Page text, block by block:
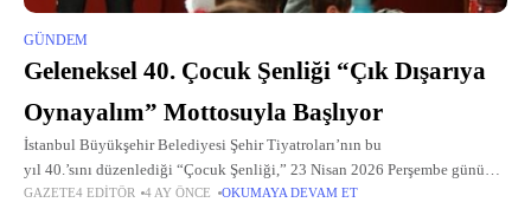
GÜNDEM
Geleneksel 40. Çocuk Şenliği “Çık Dışarıya
Oynayalım” Mottosuyla Başlıyor
İstanbul Büyükşehir Belediyesi Şehir Tiyatroları’nın bu
yıl 40.’sını düzenlediği “Çocuk Şenliği,” 23 Nisan 2026 Perşembe günü
13.00’te sahnelerimizde oynanacak çocuk oyunlarıyla başlıyor.
GAZETE4 EDITÖR 4 AY ÖNCE OKUMAYA DEVAM ET